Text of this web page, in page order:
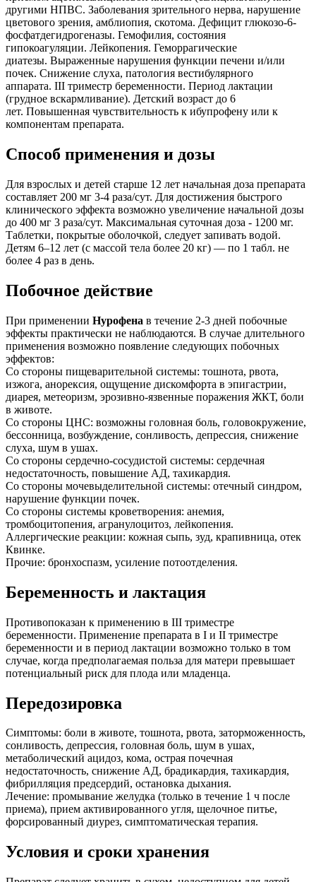
другими НПВС. Заболевания зрительного нерва, нарушение
цветового зрения, амблиопия, скотома. Дефицит глюкозо-6-
фосфатдегидрогеназы. Гемофилия, состояния
гипокоагуляции. Лейкопения. Геморрагические
диатезы. Выраженные нарушения функции печени и/или
почек. Снижение слуха, патология вестибулярного
аппарата. III триместр беременности. Период лактации
(грудное вскармливание). Детский возраст до 6
лет. Повышенная чувствительность к ибупрофену или к
компонентам препарата.
Способ применения и дозы
Для взрослых и детей старше 12 лет начальная доза препарата
составляет 200 мг 3-4 раза/сут. Для достижения быстрого
клинического эффекта возможно увеличение начальной дозы
до 400 мг 3 раза/сут. Максимальная суточная доза - 1200 мг.
Таблетки, покрытые оболочкой, следует запивать водой.
Детям 6–12 лет (с массой тела более 20 кг) — по 1 табл. не
более 4 раз в день.
Побочное действие
При применении Нурофена в течение 2-3 дней побочные
эффекты практически не наблюдаются. В случае длительного
применения возможно появление следующих побочных
эффектов:
Со стороны пищеварительной системы: тошнота, рвота,
изжога, анорексия, ощущение дискомфорта в эпигастрии,
диарея, метеоризм, эрозивно-язвенные поражения ЖКТ, боли
в животе.
Со стороны ЦНС: возможны головная боль, головокружение,
бессонница, возбуждение, сонливость, депрессия, снижение
слуха, шум в ушах.
Со стороны сердечно-сосудистой системы: сердечная
недостаточность, повышение АД, тахикардия.
Со стороны мочевыделительной системы: отечный синдром,
нарушение функции почек.
Со стороны системы кроветворения: анемия,
тромбоцитопения, агранулоцитоз, лейкопения.
Аллергические реакции: кожная сыпь, зуд, крапивница, отек
Квинке.
Прочие: бронхоспазм, усиление потоотделения.
Беременность и лактация
Противопоказан к применению в III триместре
беременности. Применение препарата в I и II триместре
беременности и в период лактации возможно только в том
случае, когда предполагаемая польза для матери превышает
потенциальный риск для плода или младенца.
Передозировка
Симптомы: боли в животе, тошнота, рвота, заторможенность,
сонливость, депрессия, головная боль, шум в ушах,
метаболический ацидоз, кома, острая почечная
недостаточность, снижение АД, брадикардия, тахикардия,
фибрилляция предсердий, остановка дыхания.
Лечение: промывание желудка (только в течение 1 ч после
приема), прием активированного угля, щелочное питье,
форсированный диурез, симптоматическая терапия.
Условия и сроки хранения